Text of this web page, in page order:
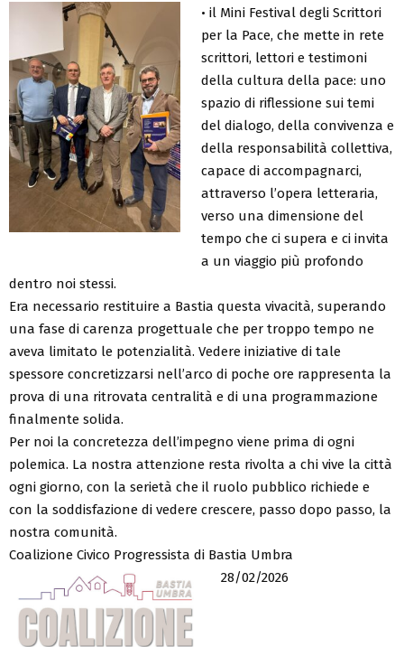
• il Mini Festival degli Scrittori
per la Pace, che mette in rete
scrittori, lettori e testimoni
della cultura della pace: uno
spazio di riflessione sui temi
del dialogo, della convivenza e
della responsabilità collettiva,
capace di accompagnarci,
attraverso l’opera letteraria,
verso una dimensione del
tempo che ci supera e ci invita
a un viaggio più profondo
dentro noi stessi.
Era necessario restituire a Bastia questa vivacità, superando
una fase di carenza progettuale che per troppo tempo ne
aveva limitato le potenzialità. Vedere iniziative di tale
spessore concretizzarsi nell’arco di poche ore rappresenta la
prova di una ritrovata centralità e di una programmazione
finalmente solida.
Per noi la concretezza dell’impegno viene prima di ogni
polemica. La nostra attenzione resta rivolta a chi vive la città
ogni giorno, con la serietà che il ruolo pubblico richiede e
con la soddisfazione di vedere crescere, passo dopo passo, la
nostra comunità.
Coalizione Civico Progressista di Bastia Umbra
28/02/2026